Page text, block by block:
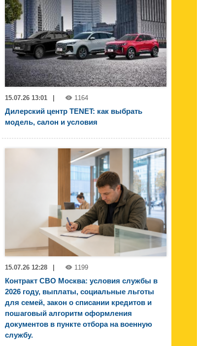
15.07.26 13:01 1164
Дилерский центр TENET: как выбрать
модель, салон и условия
15.07.26 12:28 | 1199
Контракт СВО Москва: условия службы в
2026 году, выплаты, социальные льготы
для семей, закон о списании кредитов и
пошаговый алгоритм оформления
документов в пункте отбора на военную
службу.